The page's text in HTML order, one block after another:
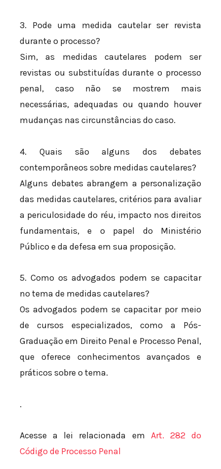
3. Pode uma medida cautelar ser revista
durante o processo?
Sim, as medidas cautelares podem ser
revistas ou substituídas durante o processo
penal, caso não se mostrem mais
necessárias, adequadas ou quando houver
mudanças nas circunstâncias do caso.
4. Quais são alguns dos debates
contemporâneos sobre medidas cautelares?
Alguns debates abrangem a personalização
das medidas cautelares, critérios para avaliar
a periculosidade do réu, impacto nos direitos
fundamentais, e o papel do Ministério
Público e da defesa em sua proposição.
5. Como os advogados podem se capacitar
no tema de medidas cautelares?
Os advogados podem se capacitar por meio
de cursos especializados, como a Pós-
Graduação em Direito Penal e Processo Penal,
que oferece conhecimentos avançados e
práticos sobre o tema.
.
Acesse a lei relacionada em Art. 282 do
Código de Processo Penal